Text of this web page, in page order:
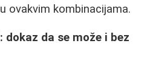
ovakvim kombinacijama.
da se može i bez